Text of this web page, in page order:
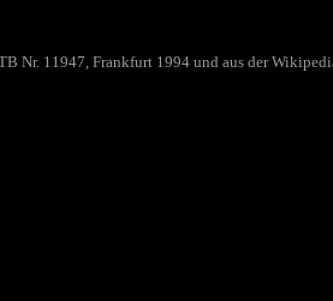
Nr. 11947, Frankfurt 1994 und aus der